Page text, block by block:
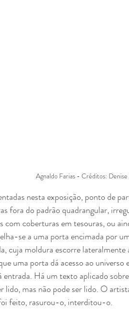
Agnaldo Farias - Créditos:
nesta exposição, ponto de
fora do padrão quadrangular,
com coberturas em tesouras, ou
se a uma porta encimada por
cuja moldura escorre
uma porta dá acesso ao
Há um texto aplicado
lido, mas não pode ser lido. O
feito, rasurou-o, interditou-o.